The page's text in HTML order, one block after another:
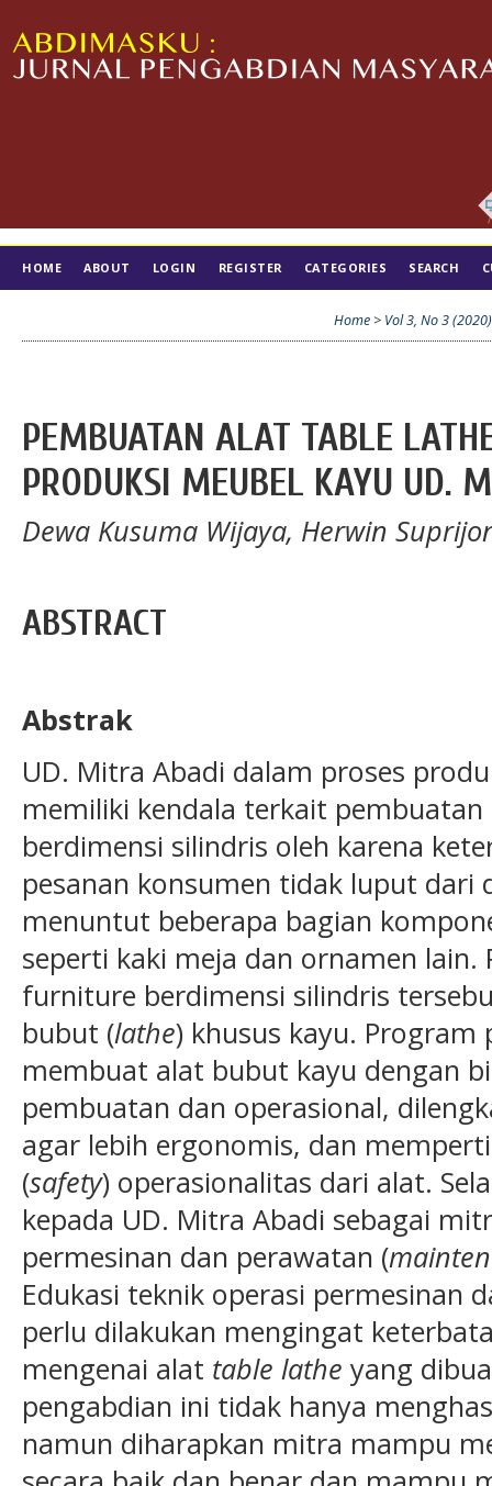
HOME ABOUT LOGIN REGISTER CATEGORIES SEARCH
Home > Vol 3, No 3 (2020)
PEMBUATAN ALAT TABLE
PRODUKSI MEUBEL KAYU UD.
Dewa Kusuma Wijaya, Herwin
ABSTRACT
Abstrak
UD. Mitra Abadi dalam proses
memiliki kendala terkait
berdimensi silindris oleh karena
pesanan konsumen tidak luput dari
menuntut beberapa bagian
seperti kaki meja dan ornamen
furniture berdimensi silindris
bubut (lathe) khusus kayu.
membuat alat bubut kayu dengan
pembuatan dan operasional,
agar lebih ergonomis, dan
(safety) operasionalitas dari alat.
kepada UD. Mitra Abadi sebagai
permesinan dan perawatan (
Edukasi teknik operasi permesinan
perlu dilakukan mengingat
mengenai alat table lathe yang
pengabdian ini tidak hanya
namun diharapkan mitra mampu